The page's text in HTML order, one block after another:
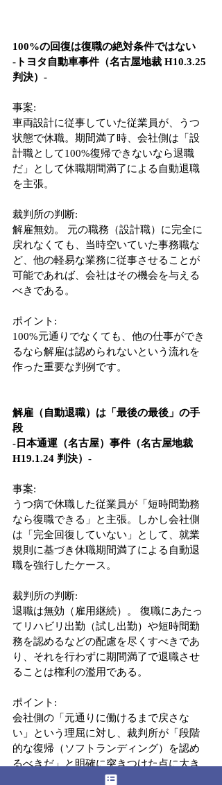
100%の回復は復職の絶対条件ではない
-トヨタ自動車事件（名古屋地裁 H10.3.25
判決）-
事案:
車両設計に従事していた従業員が、うつ
状態で休職。期間満了時、会社側は「設
計職として100%復帰できないなら退職
だ」として休職期間満了による自動退職
を主張。
裁判所の判断:
解雇無効。 元の職務（設計職）に完全に
戻れなくても、当時空いていた事務職な
ど、他の軽易な業務に従事させることが
可能であれば、会社はその機会を与える
べきである。
ポイント:
100%元通りでなくても、他の仕事ができ
るなら解雇は認められないという流れを
作った重要な判例です。
解雇（自動退職）は「最後の最後」の手
段
-日本通運（名古屋）事件（名古屋地裁
H19.1.24 判決）-
事案:
うつ病で休職した従業員が「短時間勤務
なら復職できる」と主張。しかし会社側
は「完全回復していない」として、就業
規則に基づき休職期間満了による自動退
職を強行したケース。
裁判所の判断:
退職は無効（雇用継続）。 復職にあたっ
てリハビリ出勤（試し出勤）や短時間勤
務を認めるなどの配慮を尽くすべきであ
り、それを行わずに期間満了で退職させ
ることは権利の濫用である。
ポイント:
会社側の「元通りに働けるまで戻さな
い」という理屈に対し、裁判所が「段階
的な復帰（ソフトランディング）を認め
るべきだ」と明確に突きつけた点に大き
な意義があります。